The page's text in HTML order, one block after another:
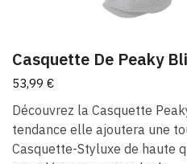
Casquette De Peaky
53,99 €
Découvrez la Casquette
tendance elle ajoutera une
Casquette-Styluxe de haute